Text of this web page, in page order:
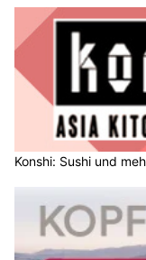
Konshi: Sushi und